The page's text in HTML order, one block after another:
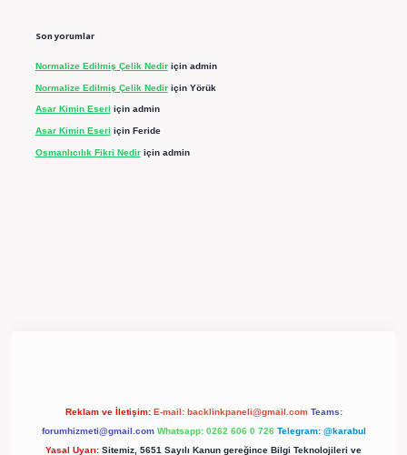
Son yorumlar
Normalize Edilmiş Çelik Nediriçin admin
Normalize Edilmiş Çelik Nediriçin Yörük
Asar Kimin Eseri için admin
Asar Kimin Eseri için Feride
Osmanlıcılık Fikri Nediriçin admin
Reklam ve İletişim: E-mail: backlinkpaneli@gmail.com Teams:
forumhizmeti@gmail.com Whatsapp: 0262 606 0 726 Telegram: @karabul
Yasal Uyarı: Sitemiz, 5651 Sayılı Kanun gereğince Bilgi Teknolojileri ve